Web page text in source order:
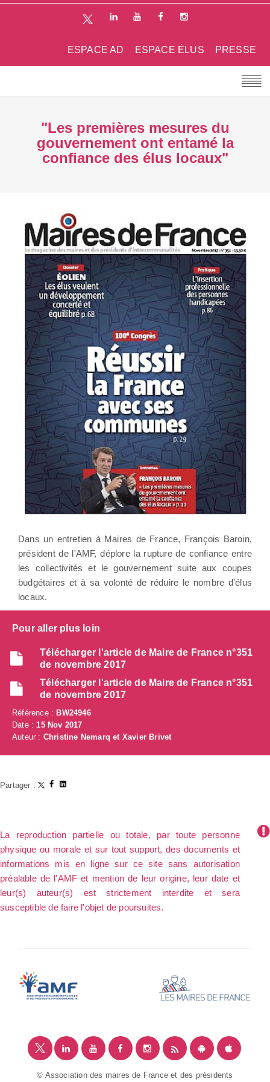
PRESSE
ESPACE ÉLUS
ESPACE AD
"Les premières mesures du
gouvernement ont entamé la
confiance des élus locaux"
Dans un entretien à Maires de France, François Baroin,
président de l'AMF, déplore la rupture de confiance entre
les collectivités et le gouvernement suite aux coupes
budgétaires et à sa volonté de réduire le nombre d'élus
locaux.
Pour aller plus loin
Télécharger l'article de Maire de France n°351
de novembre 2017
Télécharger l'article de Maire de France n°351
de novembre 2017
Référence :BW24946
Date : 15 Nov 2017
Auteur : Christine Nemarq et Xavier Brivet
Partager :
La reproduction partielle ou totale, par toute personne
physique ou morale et sur tout support, des documents et
informations mis en ligne sur ce site sans autorisation
préalable de l'AMF et mention de leur origine, leur date et
leur(s) auteur(s) est strictement interdite et sera
susceptible de faire l'objet de poursuites.
© Association des maires de France et des présidents